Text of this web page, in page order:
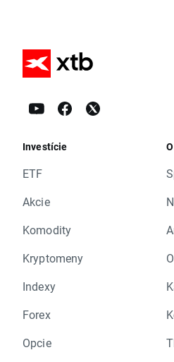
Investície
ETF
Akcie
Komodity
Kryptomeny
Indexy
Forex
Opcie